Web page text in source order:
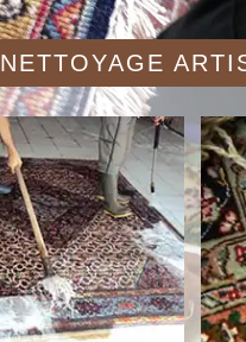
NETTOYAGE